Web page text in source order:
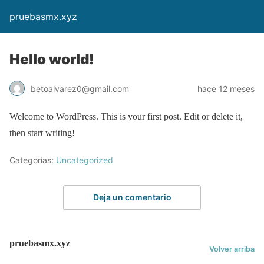
pruebasmx.xyz
Hello world!
betoalvarez0@gmail.com hace 12 meses
Welcome to WordPress. This is your first post. Edit or delete it,
then start writing!
Categorías: Uncategorized
Deja un comentario
pruebasmx.xyz
Volver arriba